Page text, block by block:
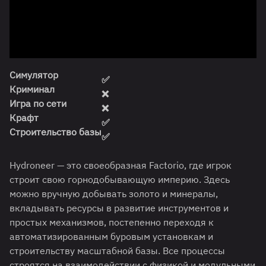
Симулятор
Криминал
Игра по сети
Крафт
Строительство базы
✅
❌
❌
✅
✅
Hydroneer — это своеобразная Factorio, где игрок
строит свою горнодобывающую империю. Здесь
можно вручную добывать золото и минералы,
вкладывать ресурсы в развитие инструментов и
простых механизмов, постепенно переходя к
автоматизированным буровым установкам и
строительству масштабной базы. Все процессы